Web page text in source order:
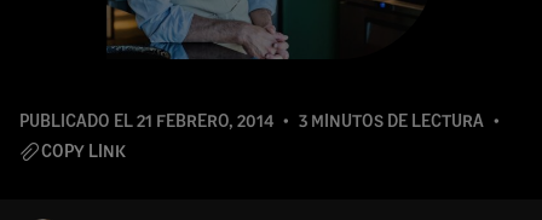
PUBLICADO EL21 FEBRERO, 2014
3 MINUTOS DE LECTURA
COPY LINK